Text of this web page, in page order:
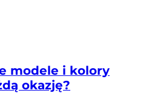
modele i kolory
okazję?